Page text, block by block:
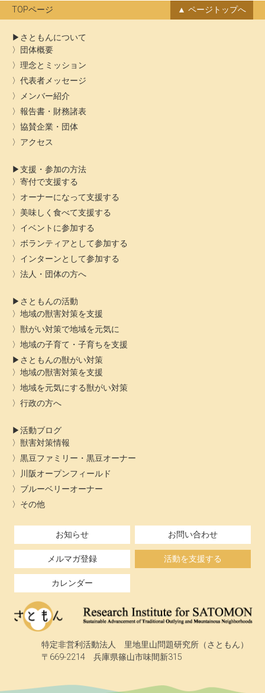
ブ
TOPページ ページトップへ
さともんについて
団体概要
理念とミッション
代表者メッセージ
メンバー紹介
報告書・財務諸表
協賛企業・団体
アクセス
支援・参加の方法
寄付で支援する
オーナーになって支援する
美味しく食べて支援する
イベントに参加する
ボランティアとして参加する
インターンとして参加する
法人・団体の方へ
さともんの活動
地域の獣害対策を支援
獣がい対策で地域を元気に
地域の子育て・子育ちを支援
さともんの獣がい対策
地域の獣害対策を支援
地域を元気にする獣がい対策
行政の方へ
活動ブログ
獣害対策情報
黒豆ファミリー・黒豆オーナー
川阪オープンフィールド
ブルーベリーオーナー
その他
お知らせ お問い合わせ
メルマガ登録 活動を支援する
カレンダー
特定非営利活動法人 里地里山問題研究所（さともん）
〒669-2214 兵庫県篠山市味間新315